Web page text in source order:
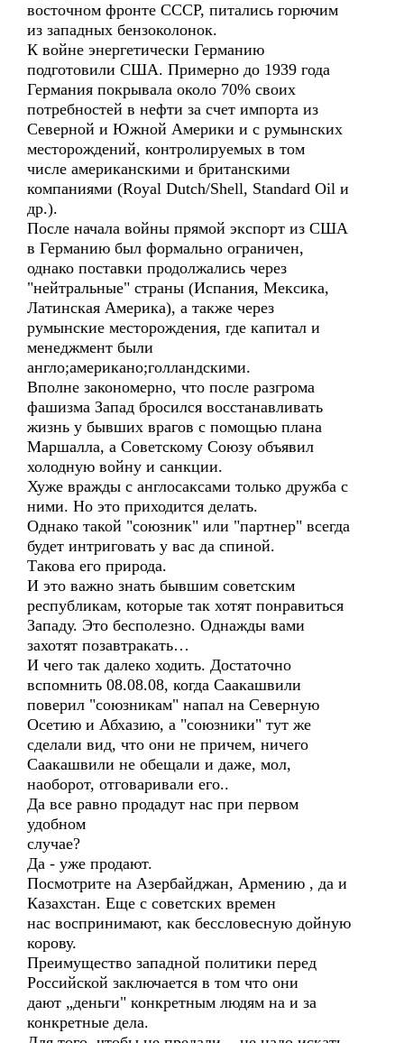
восточном фронте СССР, питались горючим
из западных бензоколонок.
К войне энергетически Германию
подготовили США. Примерно до 1939 года
Германия покрывала около 70% своих
потребностей в нефти за счет импорта из
Северной и Южной Америки и с румынских
месторождений, контролируемых в том
числе американскими и британскими
компаниями (Royal Dutch/Shell, Standard Oil и
др.).
После начала войны прямой экспорт из США
в Германию был формально ограничен,
однако поставки продолжались через
"нейтральные" страны (Испания, Мексика,
Латинская Америка), а также через
румынские месторождения, где капитал и
менеджмент были
англо;американо;голландскими.
Вполне закономерно, что после разгрома
фашизма Запад бросился восстанавливать
жизнь у бывших врагов с помощью плана
Маршалла, а Советскому Союзу объявил
холодную войну и санкции.
Хуже вражды с англосаксами только дружба с
ними. Но это приходится делать.
Однако такой "союзник" или "партнер" всегда
будет интриговать у вас да спиной.
Такова его природа.
И это важно знать бывшим советским
республикам, которые так хотят понравиться
Западу. Это бесполезно. Однажды вами
захотят позавтракать…
И чего так далеко ходить. Достаточно
вспомнить 08.08.08, когда Саакашвили
поверил "союзникам" напал на Северную
Осетию и Абхазию, а "союзники" тут же
сделали вид, что они не причем, ничего
Саакашвили не обещали и даже, мол,
наоборот, отговаривали его..
Да все равно продадут нас при первом
удобном
случае?
Да - уже продают.
Посмотрите на Азербайджан, Армению , да и
Казахстан. Еще с советских времен
нас воспринимают, как бессловесную дойную
корову.
Преимущество западной политики перед
Российской заключается в том что они
дают „деньги" конкретным людям на и за
конкретные дела.